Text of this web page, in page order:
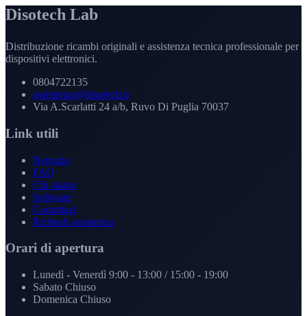
Disotech Lab
Distribuzione ricambi originali e assistenza tecnica professionale per
dispositivi elettronici.
0804722135
assistenza@disotech.it
Via A.Scarlatti 24 a/b, Ruvo Di Puglia 70037
Link utili
Negozio
FAQ
Chi siamo
Software
Contattaci
Richiedi assistenza
Orari di apertura
Lunedì - Venerdì 9:00 - 13:00 / 15:00 - 19:00
Sabato Chiuso
Domenica Chiuso